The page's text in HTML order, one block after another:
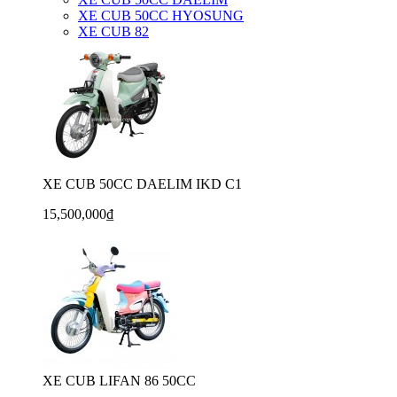
XE CUB 50CC HYOSUNG
XE CUB 82
XE CUB 50CC DAELIM IKD C1
15,500,000₫
XE CUB LIFAN 86 50CC